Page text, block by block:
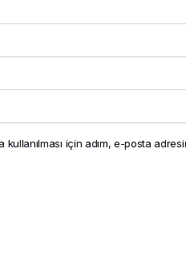
kullanılması için adım, e-posta